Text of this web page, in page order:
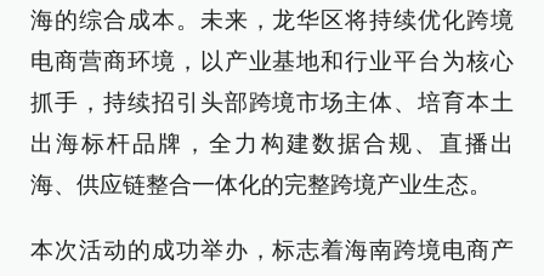
海的综合成本。未来，龙华区将持续优化跨境
电商营商环境，以产业基地和行业平台为核心
抓手，持续招引头部跨境市场主体、培育本土
出海标杆品牌，全力构建数据合规、直播出
海、供应链整合一体化的完整跨境产业生态。
本次活动的成功举办，标志着海南跨境电商产